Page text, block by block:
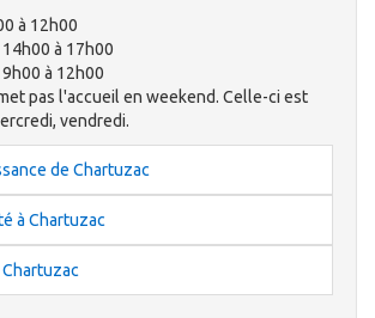
à 12h00
à 17h00
à 12h00
pas l'accueil en weekend. Celle-ci est
vendredi.
de Chartuzac
à Chartuzac